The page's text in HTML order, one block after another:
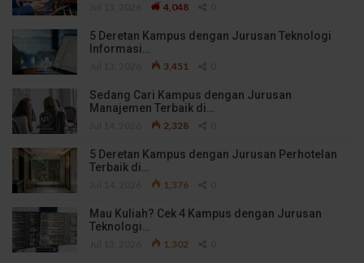
4,048
5 Deretan Kampus dengan Jurusan Teknologi
Informasi…
3,451
Sedang Cari Kampus dengan Jurusan
Manajemen Terbaik di…
2,328
5 Deretan Kampus dengan Jurusan Perhotelan
Terbaik di…
1,376
Mau Kuliah? Cek 4 Kampus dengan Jurusan
Teknologi…
1,302